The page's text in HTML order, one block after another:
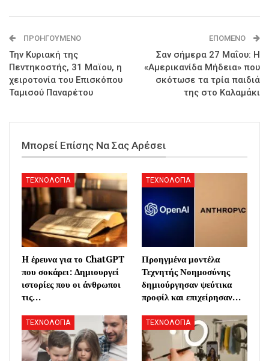
ΠΡΟΗΓΟΎΜΕΝΟ
Την Κυριακή της
Πεντηκοστής, 31 Μαϊου, η
χειροτονία του Επισκόπου
Ταμισού Παναρέτου
ΕΠΌΜΕΝΟ
Σαν σήμερα 27 Μαΐου: Η
«Αμερικανίδα Μήδεια» που
σκότωσε τα τρία παιδιά
της στο Καλαμάκι
Μπορεί Επίσης Να Σας Αρέσει
ΤΕΧΝΟΛΟΓΙΑ
H έρευνα για το ChatGPT
που σοκάρει: Δημιουργεί
ιστορίες που οι άνθρωποι
τις…
ΤΕΧΝΟΛΟΓΙΑ
Προηγμένα μοντέλα
Τεχνητής Νοημοσύνης
δημιούργησαν ψεύτικα
προφίλ και επιχείρησαν…
ΤΕΧΝΟΛΟΓΙΑ ΤΕΧΝΟΛΟΓΙΑ